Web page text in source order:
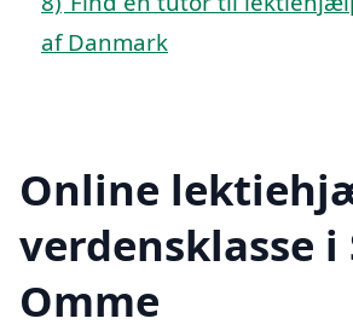
af Danmark
Online
verdensklasse i
Omme